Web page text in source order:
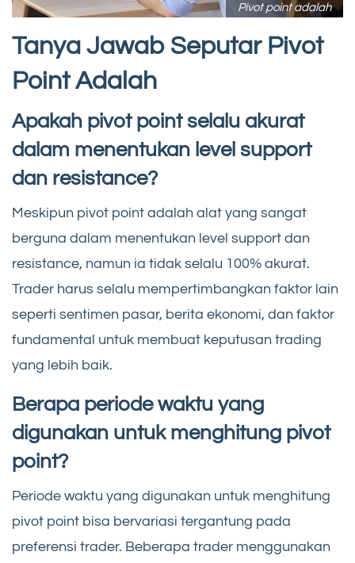
Pivot point adalah
Tanya Jawab Seputar Pivot
Point Adalah
Apakah pivot point selalu akurat
dalam menentukan level support
dan resistance?
Meskipun pivot point adalah alat yang sangat
berguna dalam menentukan level support dan
resistance, namun ia tidak selalu 100% akurat.
Trader harus selalu mempertimbangkan faktor lain
seperti sentimen pasar, berita ekonomi, dan faktor
fundamental untuk membuat keputusan trading
yang lebih baik.
Berapa periode waktu yang
digunakan untuk menghitung pivot
point?
Periode waktu yang digunakan untuk menghitung
pivot point bisa bervariasi tergantung pada
preferensi trader. Beberapa trader menggunakan